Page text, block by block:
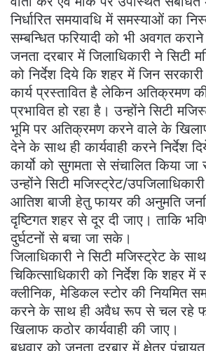
निर्धारित समयावधि में समस्याओं का
सम्बन्धित फरियादी को भी अवगत कराने
जनता दरबार में जिलाधिकारी ने सिटी
को निर्देश दिये कि शहर में जिन सरकारी
कार्य प्रस्तावित है लेकिन अतिक्रमण
प्रभावित हो रहा है। उन्होंने सिटी
भूमि पर अतिक्रमण करने वाले के
देने के साथ ही कार्यवाही करने निर्देश
कार्यो को सुगमता से संचालित किया
उन्होंने सिटी मजिस्ट्रेट/
आतिश बाजी हेतु फायर की अनुमति
दृष्टिगत शहर से दूर दी जाए। ताकि
दुर्घटनों से बचा जा सके।
जिलाधिकारी ने सिटी मजिस्ट्रेट के
चिकित्साधिकारी को निर्देश कि शहर
क्लीनिक, मेडिकल स्टोर की नियमित
करने के साथ ही अवैध रूप से चल रहे
खिलाफ कठोर कार्यवाही की जाए।